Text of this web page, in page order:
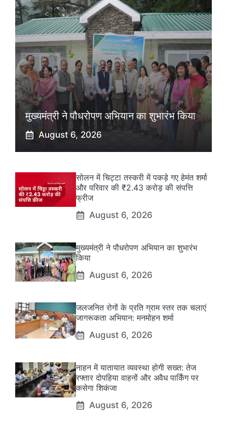
मुख्यमंत्री ने पौधरोपण अभियान का शुभारंभ किया
August 6, 2026
सोलन में चिट्टा तस्करी में पकड़े गए हेमंत शर्मा
और परिवार की ₹2.43 करोड़ की संपत्ति
फ्रीज
August 6, 2026
मुख्यमंत्री ने पौधरोपण अभियान का शुभारंभ
किया
August 6, 2026
जलजनित रोगों के प्रति ग्राम स्तर तक चलाएं
जागरूकता अभियान: मनमोहन शर्मा
August 6, 2026
नाहन में यातायात व्यवस्था होगी सख्त: तेज
रफ्तार दोपहिया वाहनों और अवैध पार्किंग पर
कसेगा शिकंजा
August 6, 2026